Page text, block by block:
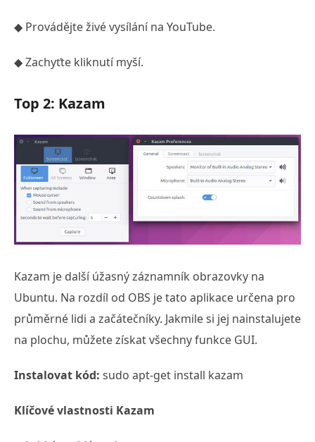
◆ Provádějte živé vysílání na YouTube.
◆ Zachyťte kliknutí myší.
Top 2: Kazam
Kazam je další úžasný záznamník obrazovky na
Ubuntu. Na rozdíl od OBS je tato aplikace určena pro
průměrné lidi a začátečníky. Jakmile si jej nainstalujete
na plochu, můžete získat všechny funkce GUI.
Instalovat kód: sudo apt-get install kazam
Klíčové vlastnosti Kazam